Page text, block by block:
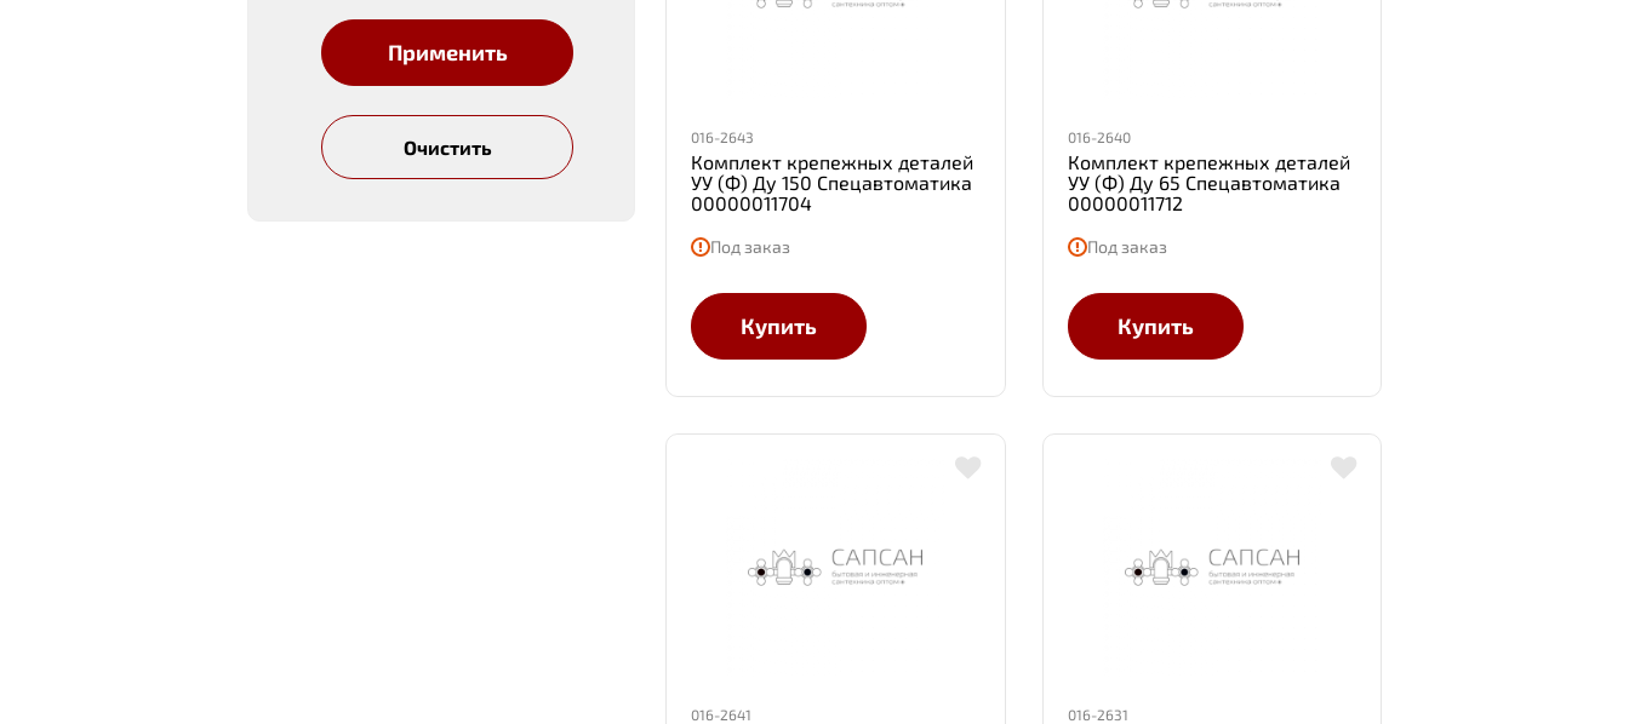
016-2643
Комплект крепежных деталей
УУ (Ф) Ду 150 Спецавтоматика
00000011704
Под заказ
Купить
016-2640
Комплект крепежных деталей
УУ (Ф) Ду 65 Спецавтоматика
00000011712
Под заказ
Купить
016-2641 016-2631